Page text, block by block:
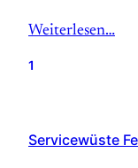
Weiterlesen…
1
Servicewüste